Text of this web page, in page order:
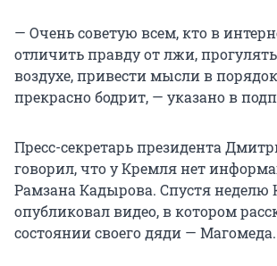
— Очень советую всем, кто в
отличить правду от лжи,
воздухе, привести мысли в
прекрасно бодрит, — указано в
Пресс-секретарь президента
говорил, что у Кремля нет
Рамзана Кадырова. Спустя неделю
опубликовал видео, в котором
состоянии своего дяди — Магомеда.